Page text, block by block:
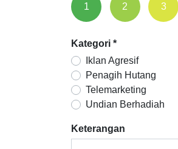
1 2 3
Kategori *
Iklan Agresif
Penagih Hutang
Telemarketing
Undian Berhadiah
Keterangan